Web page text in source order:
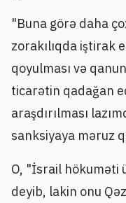
"Buna görə daha
zorakılıqda iştirak
qoyulması və
ticarətin qadağan
araşdırılması
sanksiyaya məruz
O, "İsrail hökuməti
deyib, lakin onu